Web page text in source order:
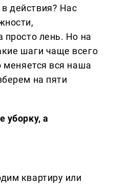
действия? Нас
просто лень. Но на
шаги чаще всего
меняется вся наша
на пяти
уборку, а
квартиру или